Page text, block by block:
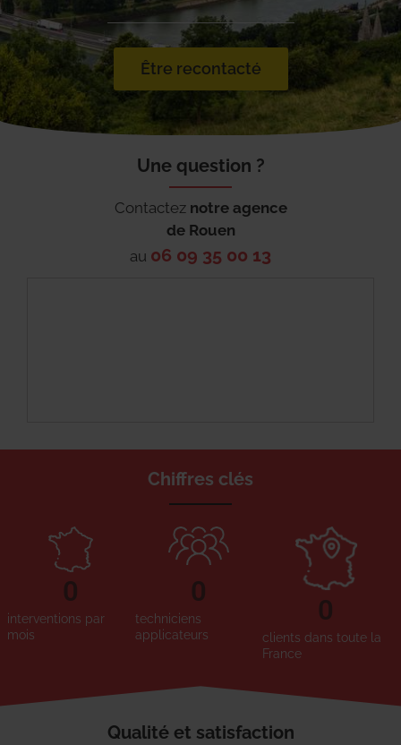
Être recontacté
Une question ?
Contactez notre agence
de Rouen
au 06 09 35 00 13
Chiffres clés
interventions par
mois
0
techniciens
applicateurs
0
clients dans toute la
France
0
Qualité et satisfaction